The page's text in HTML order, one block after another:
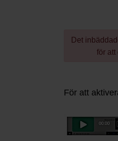
Det
för att
För att